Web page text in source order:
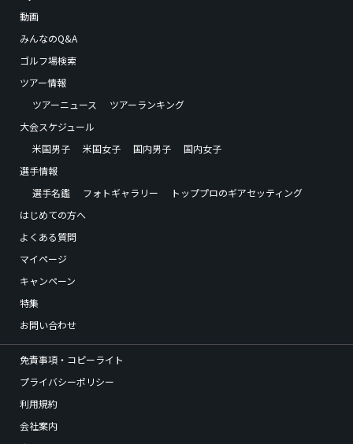
動画
みんなのQ&A
ゴルフ場検索
ツアー情報
ツアーニュース
ツアーランキング
大会スケジュール
米国男子
米国女子 国内男子
国内女子
選手情報
選手名鑑
フォトギャラリー
トッププロのギアセッティング
はじめての方へ
よくある質問
マイページ
キャンペーン
特集
お問い合わせ
免責事項・コピーライト
プライバシーポリシー
利用規約
会社案内